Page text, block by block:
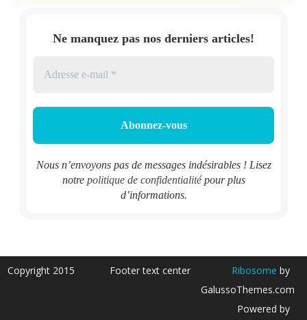
Ne manquez pas nos derniers articles!
Nous n’envoyons pas de messages indésirables ! Lisez
notre politique de confidentialitépour plus
d’informations.
Copyright 2015 Footer text center Ribosome by
GalussoThemes.com
Powered by